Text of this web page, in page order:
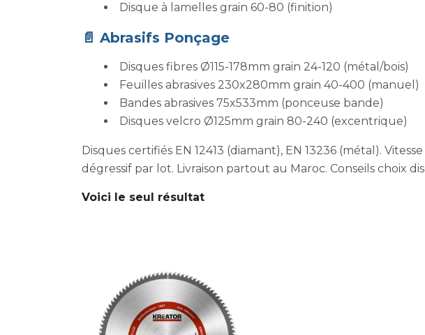
Disque à lamelles grain 60-80 (finition)
📄 Abrasifs Ponçage
Disques fibres Ø115-178mm grain 24-120 (métal/bois)
Feuilles abrasives 230x280mm grain 40-400 (manuel)
Bandes abrasives 75x533mm (ponceuse bande)
Disques velcro Ø125mm grain 80-240 (excentrique)
Disques certifiés EN 12413 (diamant), EN 13236 (métal).
dégressif par lot. Livraison partout au Maroc. Conseils choix
Voici le seul résultat